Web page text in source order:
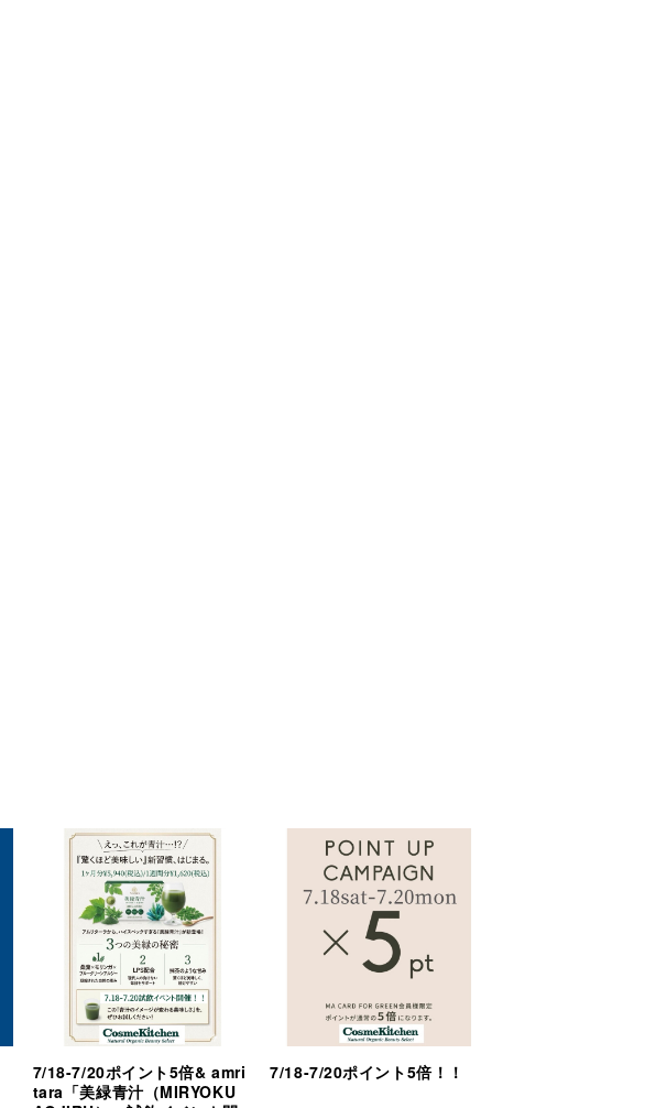
7/18-7/20ポイント5倍& amri
tara「美緑青汁（MIRYOKU
7/18-7/20ポイント5倍！！